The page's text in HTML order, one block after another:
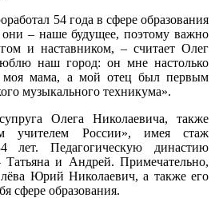
54 года в сфере образования
– наше будущее, поэтому важно
и наставником, – считает Олег
наш город: он мне настолько
моя мама, а мой отец был первым
музыкального техникума».
Олега Николаевича, также
учителем России», имея стаж
лет. Педагогическую династию
и Андрей. Примечательно,
Юрий Николаевич, а также его
сфере образования.